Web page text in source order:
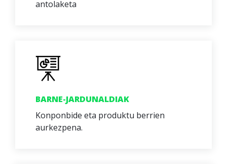
antolaketa
BARNE-JARDUNALDIAK
Konponbide eta produktu berrien
aurkezpena.